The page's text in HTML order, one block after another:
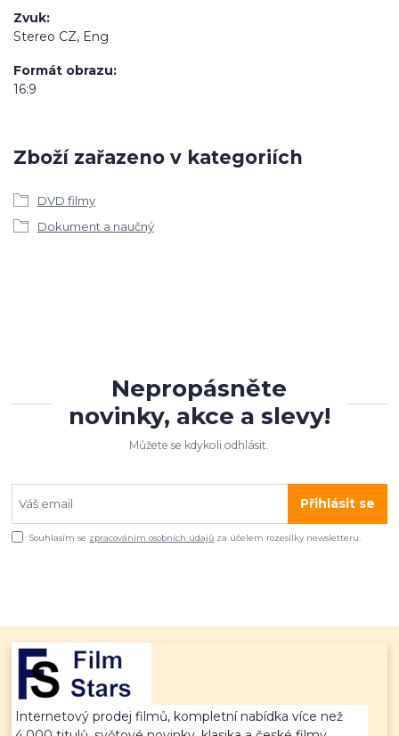
Zvuk
Stereo CZ, Eng
Formát obrazu
16:9
Zboží zařazeno v kategoriích
DVD filmy
Dokument a naučný
Nepropásněte
novinky, akce a slevy!
Můžete se kdykoli odhlásit.
Přihlásit se
Souhlasím se zpracováním osobních údajů za účelem rozesílky newsletteru.
Internetový prodej filmů, kompletní nabídka více než